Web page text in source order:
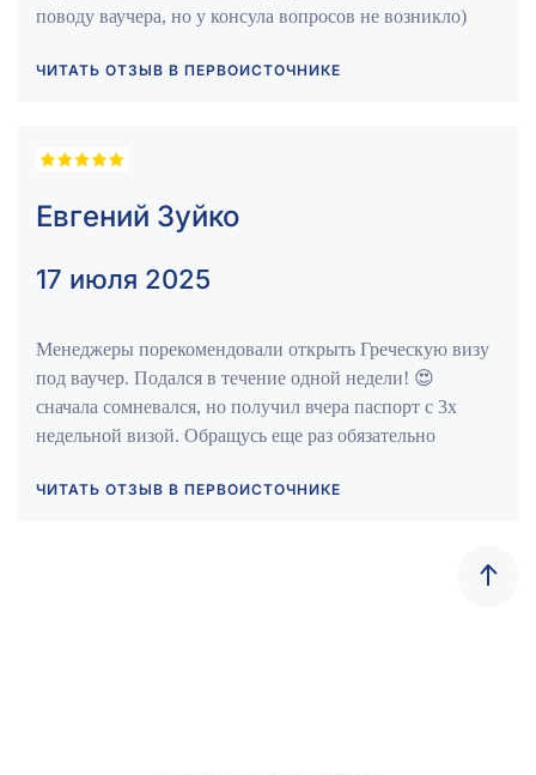
поводу ваучера, но у консула вопросов не возникло)
ЧИТАТЬ ОТЗЫВ В ПЕРВОИСТОЧНИКЕ
Евгений Зуйко
17 июля 2025
Менеджеры порекомендовали открыть Греческую визу
под ваучер. Подался в течение одной недели! 😍
сначала сомневался, но получил вчера паспорт с 3х
недельной визой. Обращусь еще раз обязательно
ЧИТАТЬ ОТЗЫВ В ПЕРВОИСТОЧНИКЕ